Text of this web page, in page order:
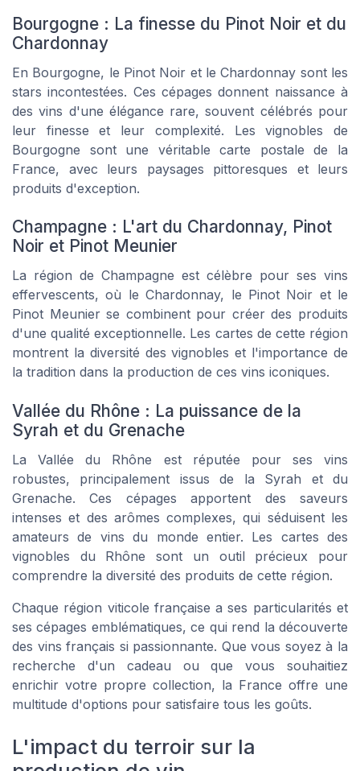
Bourgogne : La finesse du Pinot Noir et du
Chardonnay
En Bourgogne, le Pinot Noir et le Chardonnay sont les
stars incontestées. Ces cépages donnent naissance à
desvins d'une élégance rare, souvent célébrés pour
leur finesse et leur complexité. Lesvignobles de
Bourgogne sont une véritablecarte postale de la
France, avec leurs paysages pittoresques et leurs
produits d'exception.
Champagne : L'art du Chardonnay, Pinot
Noir et Pinot Meunier
La région de Champagne est célèbre pour ses vins
effervescents, où le Chardonnay, le Pinot Noir et le
Pinot Meunier se combinent pour créer des produits
d'une qualité exceptionnelle. Les cartes de cette région
montrent la diversité desvignobles et l'importance de
la tradition dans la production de ces vins iconiques.
Vallée du Rhône : La puissance de la
Syrah et du Grenache
La Vallée du Rhône est réputée pour ses vins
robustes, principalement issus de la Syrah et du
Grenache. Ces cépages apportent des saveurs
intenses et des arômes complexes, qui séduisent les
amateurs de vins du monde entier. Les cartes des
vignobles du Rhône sont un outil précieux pour
comprendre la diversité des produits de cette région.
Chaque région viticole française a ses particularités et
sescépages emblématiques, ce qui rend la découverte
des vins français si passionnante. Que vous soyez à la
recherche d'un cadeau ou que vous souhaitiez
enrichir votre propre collection, la France offre une
multitude d'options pour satisfaire tous les goûts.
L'impact du terroir sur la